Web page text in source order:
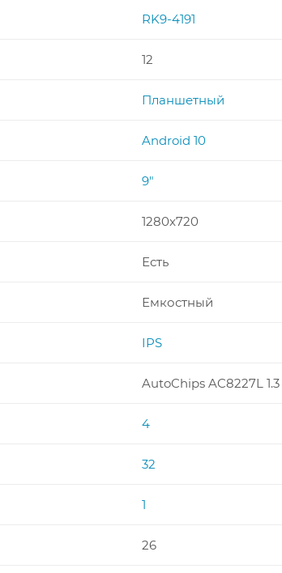
RK9-4191
12
Планшетный
Android 10
9"
1280x720
Есть
Емкостный
IPS
AutoChips AC8227L 1.3
4
32
1
26